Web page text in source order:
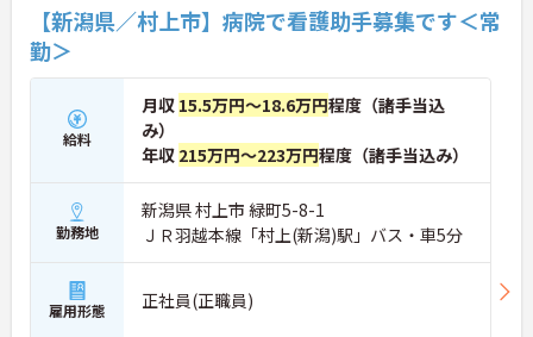
【新潟県／村上市】病院で看護助手募集です＜常
勤＞
給料
月収 15.5万円～18.6万円程度（諸手当込
み）
年収 215万円～223万円程度（諸手当込み）
勤務地
新潟県 村上市 緑町5-8-1
ＪＲ羽越本線「村上(新潟)駅」バス・車5分
雇用形態 正社員(正職員)